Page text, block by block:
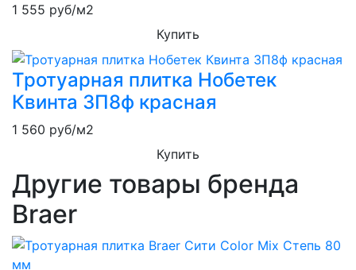
1 555 руб/м2
Купить
Тротуарная плитка Нобетек
Квинта 3П8ф красная
1 560 руб/м2
Купить
Другие товары бренда
Braer